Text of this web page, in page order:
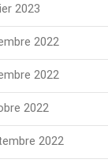
2023
2022
2022
2022
2022